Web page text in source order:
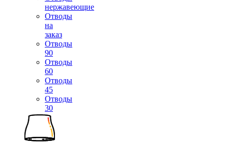
нержавеющие
Отводы
на
заказ
Отводы
90
Отводы
60
Отводы
45
Отводы
30